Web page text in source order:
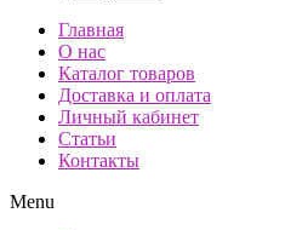
Главная
О нас
Каталог товаров
Доставка и оплата
Личный кабинет
Статьи
Контакты
Menu